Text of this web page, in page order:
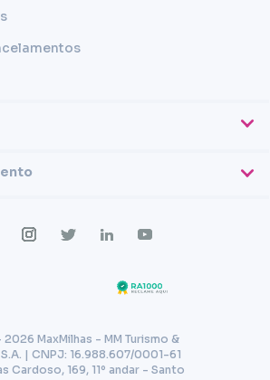
MaxMilhas - MM Turismo &
| CNPJ: 16.988.607/0001-61
Cardoso, 169, 11º andar - Santo